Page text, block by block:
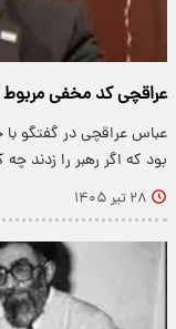
عراقچی کد مخفی مربوط
عباس عراقچی در گفتگو
بود که اگر رهبر را زدند چه
۲۸ تیر ۱۴۰۵